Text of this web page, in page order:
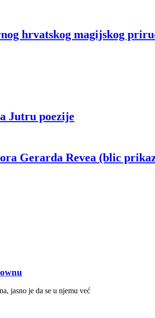
hrvatskog magijskog
Jutru poezije
Gerarda Revea (blic
jasno je da se u njemu već